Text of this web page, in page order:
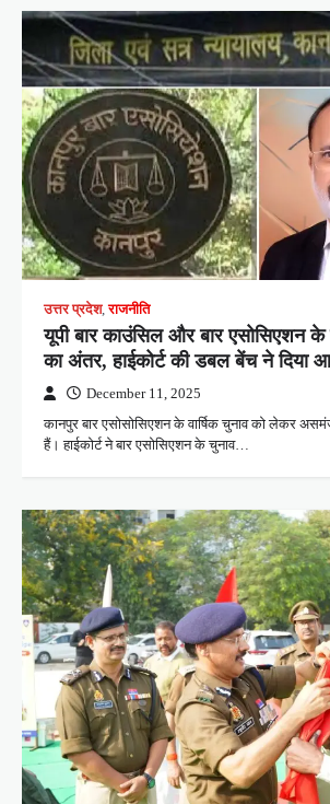
उत्तर प्रदेश,राजनीति
यूपी बार काउंसिल और बार एसोसिएशन के
का अंतर, हाईकोर्ट की डबल बेंच ने दिया
December 11, 2025
कानपुर बार एसोसोसिएशन के वार्षिक चुनाव को लेकर
हैं। हाईकोर्ट ने बार एसोसिएशन के चुनाव…